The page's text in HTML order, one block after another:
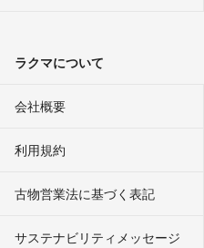
ラクマについて
会社概要
利用規約
古物営業法に基づく表記
サステナビリティメッセージ